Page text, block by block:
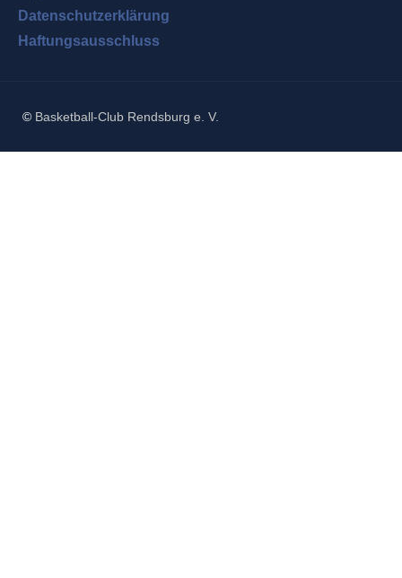
Datenschutzerklärung
Haftungsausschluss
© Basketball-Club Rendsburg e. V.